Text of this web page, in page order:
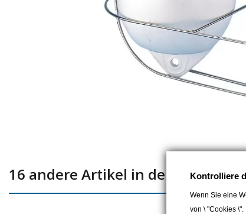
16 andere Artikel in der gleichen
Kontrolliere
Wenn Sie eine
von \ "Cookies